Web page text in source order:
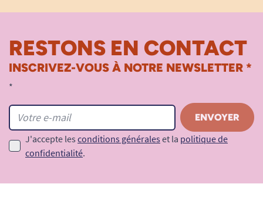
RESTONS EN CONTACT
INSCRIVEZ-VOUS À NOTRE NEWSLETTER *
*
J'accepte les conditions générales et la politique de
confidentialité.